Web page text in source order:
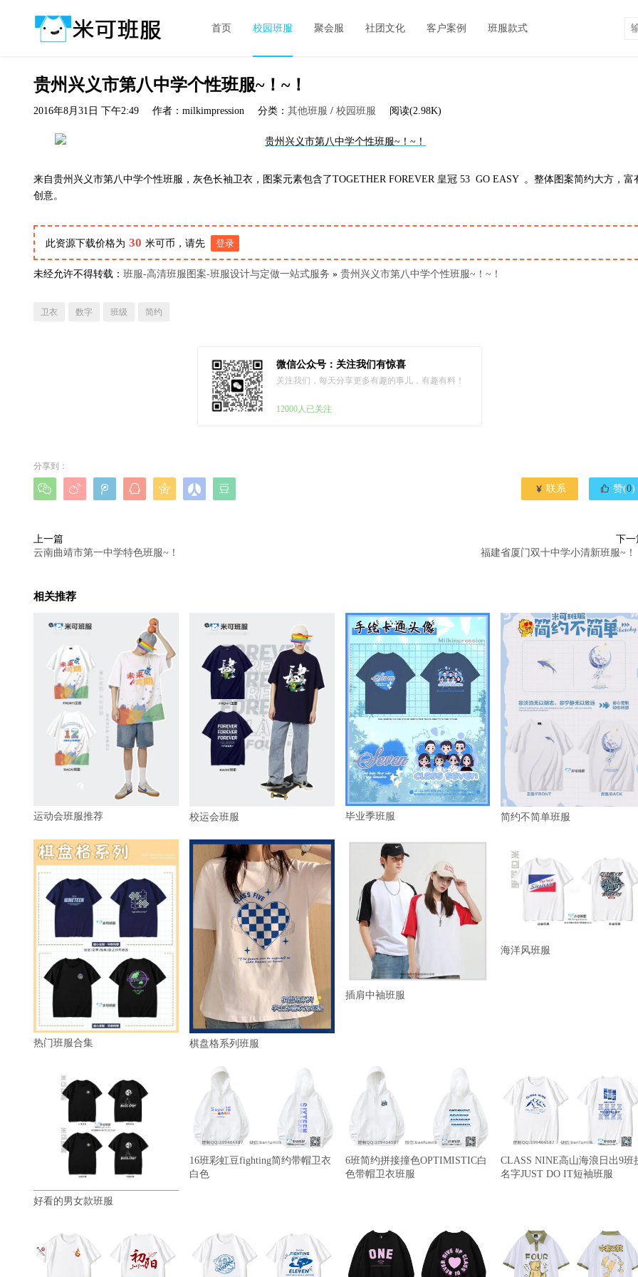
首页 校园班服 聚会服 社团文化 客户案例 班服款式
贵州兴义市第八中学个性班服~！~！
2016年8月31日 下午2:49 作者：milkimpression 分类： 其他班服 / 校园班服 阅读(2.98K)
来自贵州兴义市第八中学个性班服，灰色长袖卫衣，图案元素包含了TOGETHER FOREVER 皇冠 53 GO EASY 。整体图案简约大方，富
创意。
此资源下载价格为 30 米可币，请先 登录
未经允许不得转载： 班服-高清班服图案-班服设计与定做一站式服务 » 贵州兴义市第八中学个性班服~！~！
卫衣 数字 班级 简约
微信公众号：关注我们有惊喜
关注我们，每天分享更多有趣的事儿，有趣有料！
12000人已关注
分享到：
        赞(0)
 联系
上一篇
云南曲靖市第一中学特色班服~！
下一
福建省厦门双十中学小清新班服~！
相关推荐
运动会班服推荐 校运会班服 毕业季班服 简约不简单班服
热门班服合集 棋盘格系列班服
插肩中袖班服
海洋风班服
好看的男女款班服
16班彩虹豆fighting简约带帽卫衣
白色
6班简约拼接撞色OPTIMISTIC白
色带帽卫衣班服
CLASS NINE高山海浪日出9班
名字JUST DO IT短袖班服